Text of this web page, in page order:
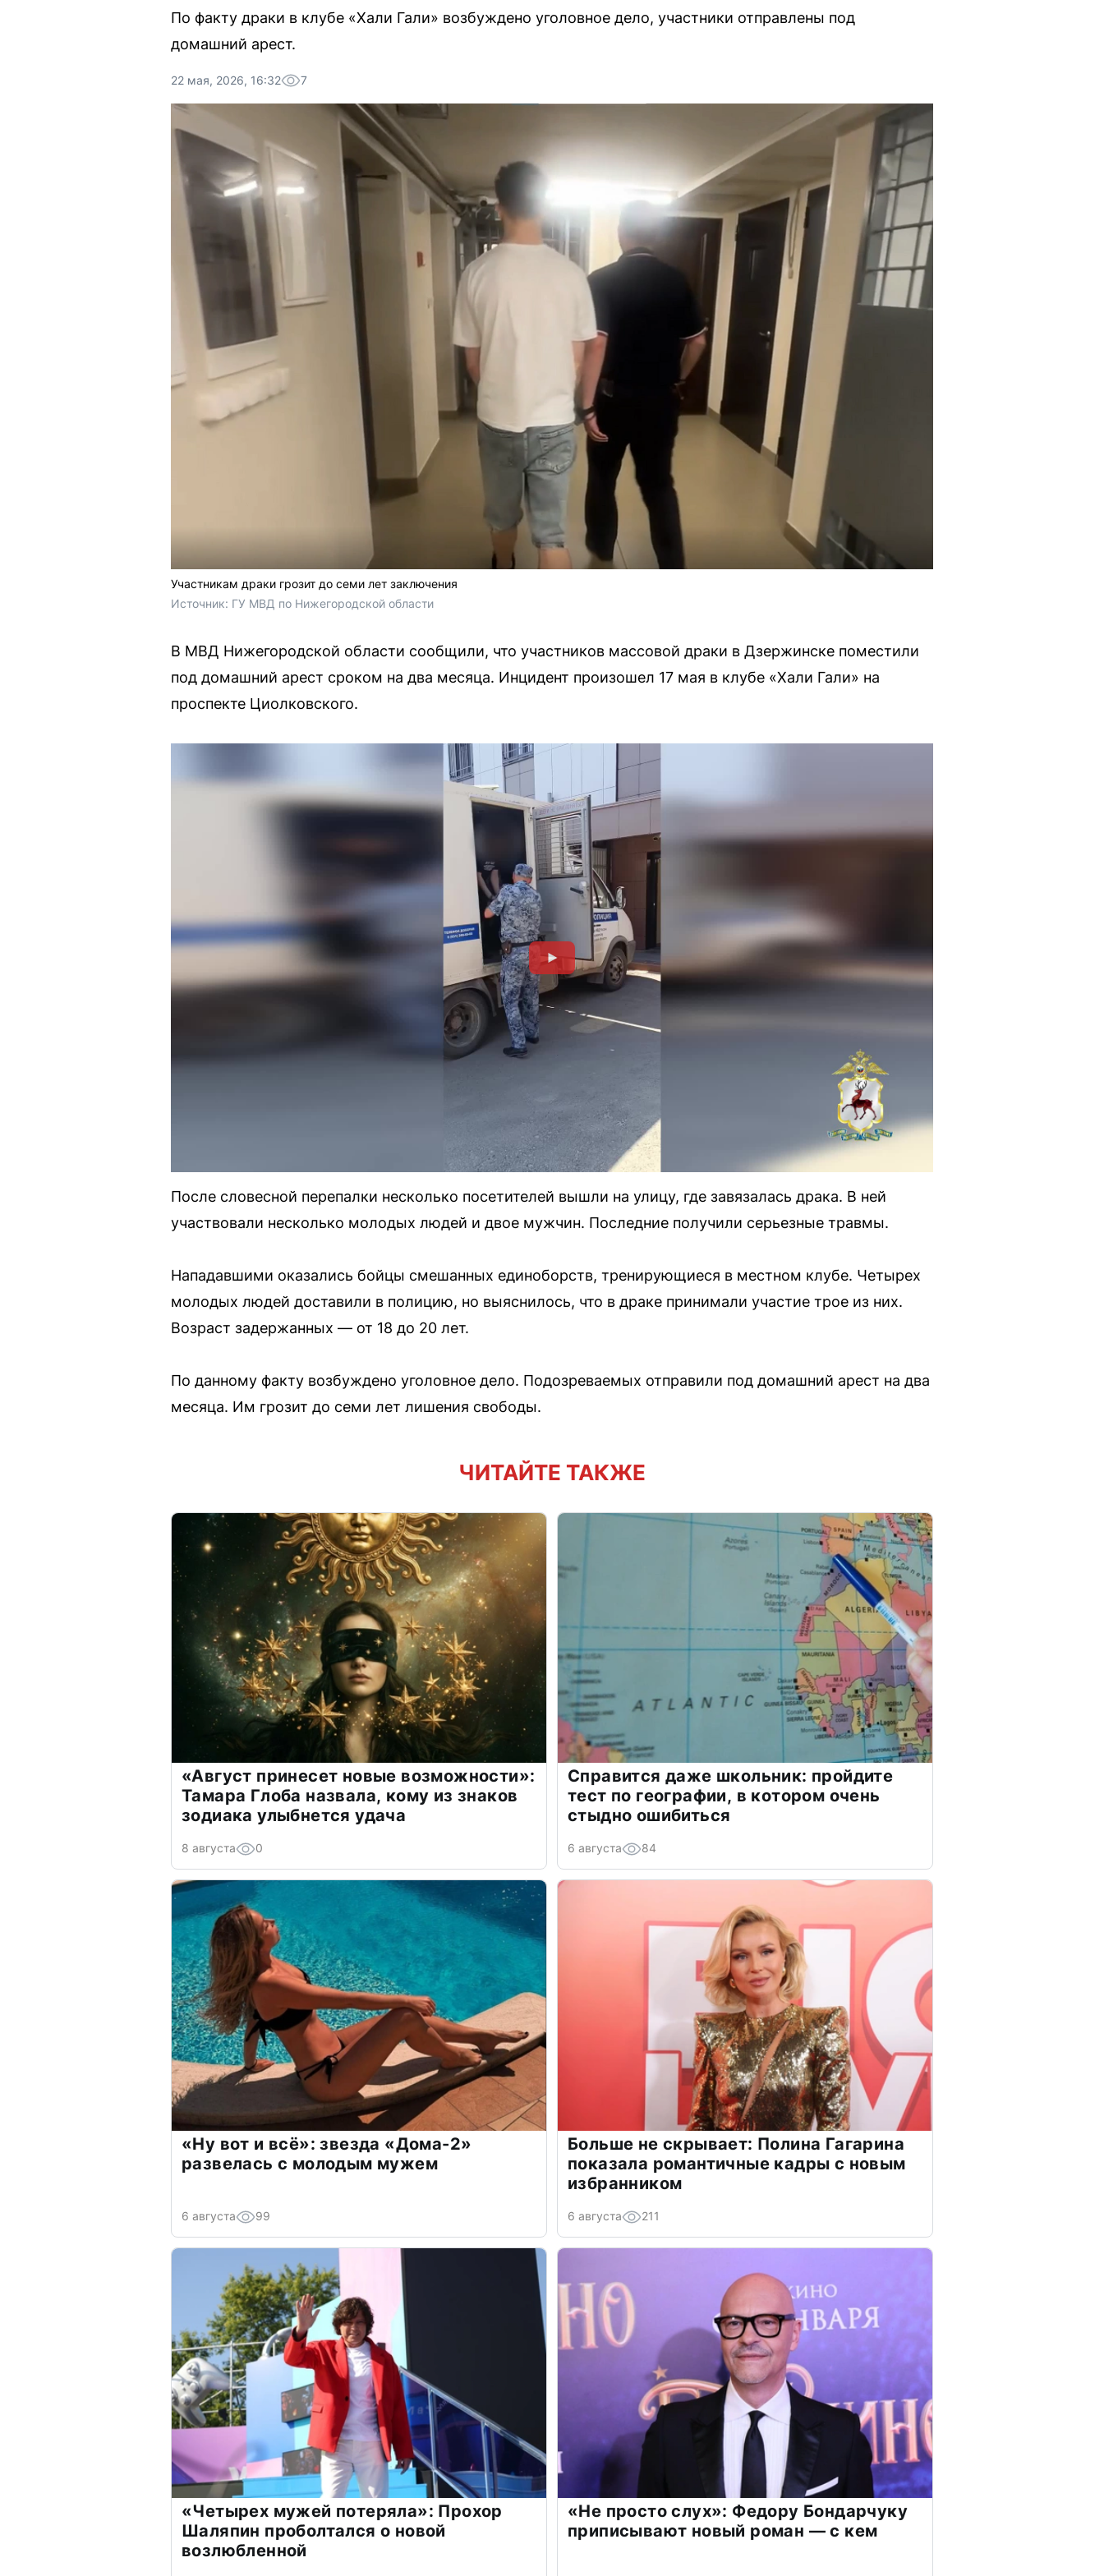
По факту драки в клубе «Хали Гали» возбуждено уголовное дело, участники отправлены под
домашний арест.
22 мая, 2026, 16:32 7
Участникам драки грозит до семи лет заключения
Источник: ГУ МВД по Нижегородской области
В МВД Нижегородской области сообщили, что участников массовой драки в Дзержинске поместили
под домашний арест сроком на два месяца. Инцидент произошел 17 мая в клубе «Хали Гали» на
проспекте Циолковского.
После словесной перепалки несколько посетителей вышли на улицу, где завязалась драка. В ней
участвовали несколько молодых людей и двое мужчин. Последние получили серьезные травмы.
Нападавшими оказались бойцы смешанных единоборств, тренирующиеся в местном клубе. Четырех
молодых людей доставили в полицию, но выяснилось, что в драке принимали участие трое из них.
Возраст задержанных — от 18 до 20 лет.
По данному факту возбуждено уголовное дело. Подозреваемых отправили под домашний арест на два
месяца. Им грозит до семи лет лишения свободы.
ЧИТАЙТЕ ТАКЖЕ
«Август принесет новые возможности»:
Тамара Глоба назвала, кому из знаков
зодиака улыбнется удача
8 августа 0
Справится даже школьник: пройдите
тест по географии, в котором очень
стыдно ошибиться
6 августа 84
«Ну вот и всё»: звезда «Дома-2»
развелась с молодым мужем
6 августа 99
Больше не скрывает: Полина Гагарина
показала романтичные кадры с новым
избранником
6 августа 211
«Четырех мужей потеряла»: Прохор
Шаляпин проболтался о новой
возлюбленной
«Не просто слух»: Федору Бондарчуку
приписывают новый роман — с кем